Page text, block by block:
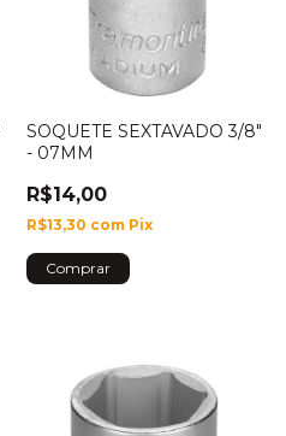
SOQUETE SEXTAVADO 3/8"
- 07MM
R$14,00
R$13,30 com Pix